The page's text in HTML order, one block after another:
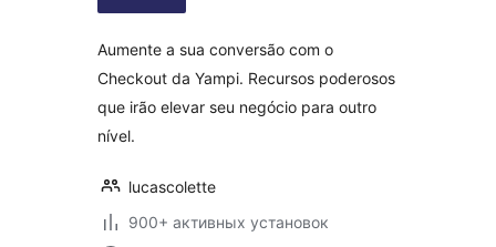
Aumente a sua conversão com o
Checkout da Yampi. Recursos poderosos
que irão elevar seu negócio para outro
nível.
lucascolette
900+ активных установок